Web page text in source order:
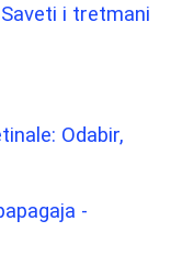
i tretmani
Odabir,
-